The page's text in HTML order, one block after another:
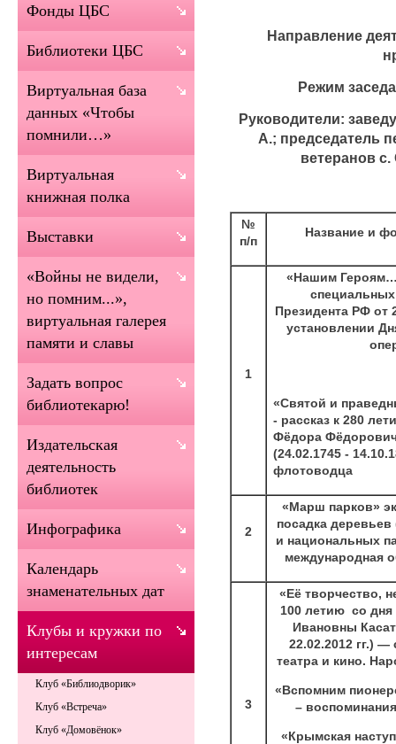
Направление
Режим
Руководители:
А.; председатель
ветеранов
№
п/п
Название и
1
«Нашим
Президента РФ от
установлении
«Святой и
- рассказ к 280
Фёдора
(24.02.1745 -
флотоводца
2
«Марш парков»
посадка
и национальных
международная
3
«Её творчество,
100 летию со
Ивановны
22.02.2012 гг.)
театра и кино.
«Вспомним
–
«Крымская
Фонды ЦБС
Библиотеки ЦБС
Виртуальная база
данных «Чтобы
помнили…»
Виртуальная
книжная полка
Выставки
«Войны не видели,
но помним...»,
виртуальная галерея
памяти и славы
Задать вопрос
библиотекарю!
Издательская
деятельность
библиотек
Инфографика
Календарь
знаменательных дат
Клубы и кружки по
интересам
Клуб «Библиодворик»
Клуб «Встреча»
Клуб «Домовёнок»